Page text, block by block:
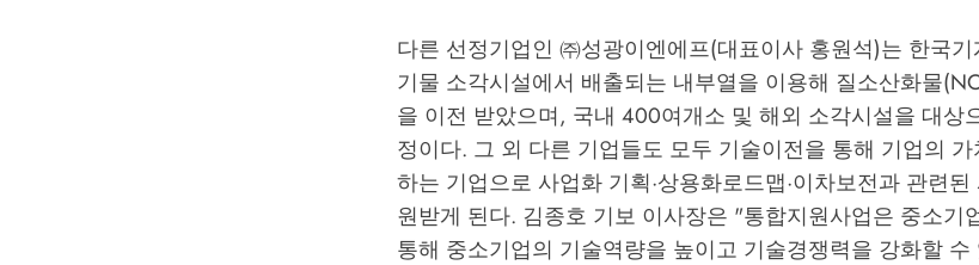
다른 선정기업인 ㈜성광이엔에프(대표이사 홍원석)는 한국
기물 소각시설에서 배출되는 내부열을 이용해 질소산화물
을 이전 받았으며, 국내 400여개소 및 해외 소각시설을 대상
정이다. 그 외 다른 기업들도 모두 기술이전을 통해 기업의
하는 기업으로 사업화 기획·상용화로드맵·이차보전과 관련
원받게 된다. 김종호 기보 이사장은 "통합지원사업은 중소기
통해 중소기업의 기술역량을 높이고 기술경쟁력을 강화할